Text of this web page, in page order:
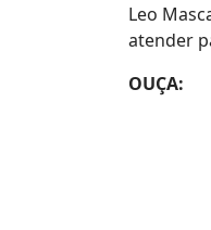
Leo
atender
OUÇA: